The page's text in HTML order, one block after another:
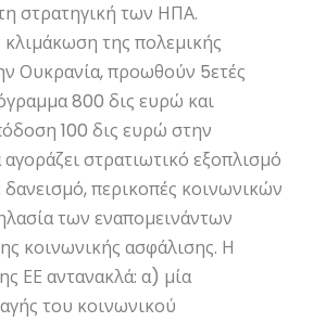
στρατηγική των ΗΠΑ.
της πολεμικής
Ουκρανία, προωθούν 5ετές
800 δις ευρώ και
100 δις ευρώ στην
στρατιωτικό εξοπλισμό
περικοπές κοινωνικών
των εναπομεινάντων
κοινωνικής ασφάλισης. Η
ΕΕ αντανακλά: α) μία
του κοινωνικού